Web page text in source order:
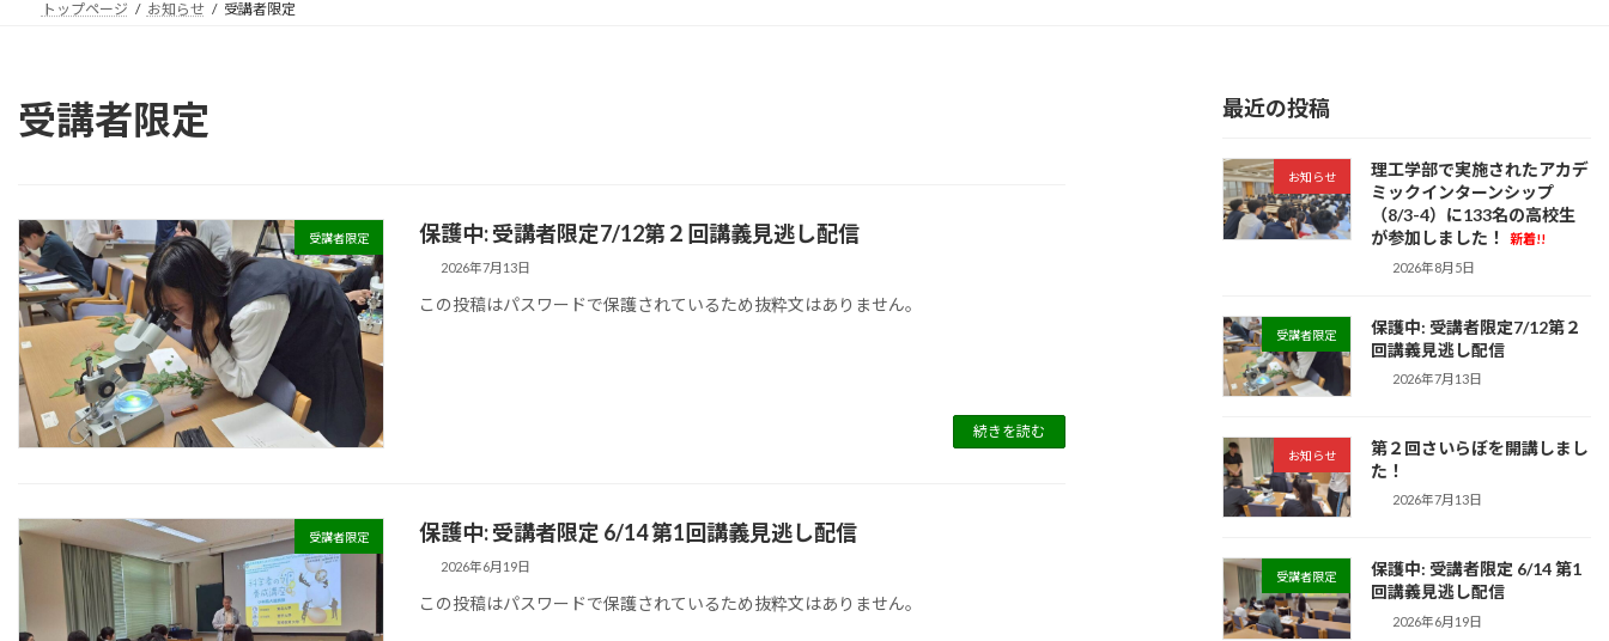
トップページ お知らせ 受講者限定
受講者限定
受講者限定 保護中: 受講者限定7/12第２回講義見逃し配信
2026年7月13日
この投稿はパスワードで保護されているため抜粋文はありません。
続きを読む
受講者限定 保護中: 受講者限定 6/14 第1回講義見逃し配信
2026年6月19日
この投稿はパスワードで保護されているため抜粋文はありません。
最近の投稿
お知らせ
理工学部で実施されたアカデ
ミックインターンシップ
（8/3-4）に133名の高校生
が参加しました！
新着!!
2026年8月5日
受講者限定
保護中: 受講者限定7/12第２
回講義見逃し配信
2026年7月13日
お知らせ
第２回さいらぼを開講しまし
た！
2026年7月13日
受講者限定
保護中: 受講者限定 6/14 第1
回講義見逃し配信
2026年6月19日